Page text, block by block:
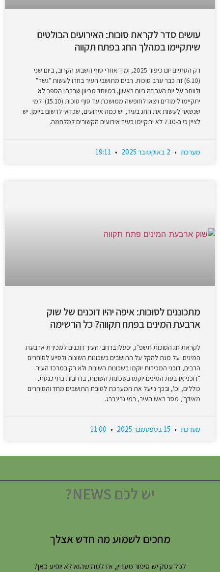
עושים סדר לקראת סוכות: האירועים הבולטים
שיתקיימו במהלך החג בפתח תקווה
רק הסתיים יום כיפור 2025, ומיד אחרי סוף השבוע הקרוב, ביום שני
(6.10) זה כבר ערב סוכות. רבים מתושבי העיר בחרו לעשות "גשר"
ולוותר על יום העבוזה ביום ראשון, במיוחד מכיוון שבבתי הספר לא
יתקיימו לימודים ויצאו לחופשה ממושכת עד סוף סוכות (15.10). למי
שנשאר לעשות את החג בעיר, יש כמה אירועים, שכדאי לרשום ביומן. יש
לציין כי ב-7.10 לא יתקיימו בעיר אירועים הקשורים למלחמה.
מערכת
מתכוננים לסוכות: איפה יהיו דוכנים של שוק
ארבעת המינים בפתח תקווה? כל הרשימה
לקראת חג הסוכות תשפ"ו, יפעלו ברחבי העיר דוכנים למכירת ארבעת
המינים. על מנת להקל על התושבים בשכונות השונות ולסייע לסוחרים
הרבים, דוכני המכירות יוקמו בשכונות השונות ולא רק במרכז העיר.
"דוכני ארבעת המינים יוקמו בשכונות השונות, ברחבות בתי כנסת,
כוללים, וכו', ובכך נייעל את המערכת לטובת התושבים מחד והסוחרים
מאידך", מסר ראש העיר, רמי גרינברג.
מערכת
יש לכם NEWS?
מחכים לשמוע מה חדש אצלך
לכל עסק יש סיפור מעניין, אז למה שהוא לא יופיע כאן?